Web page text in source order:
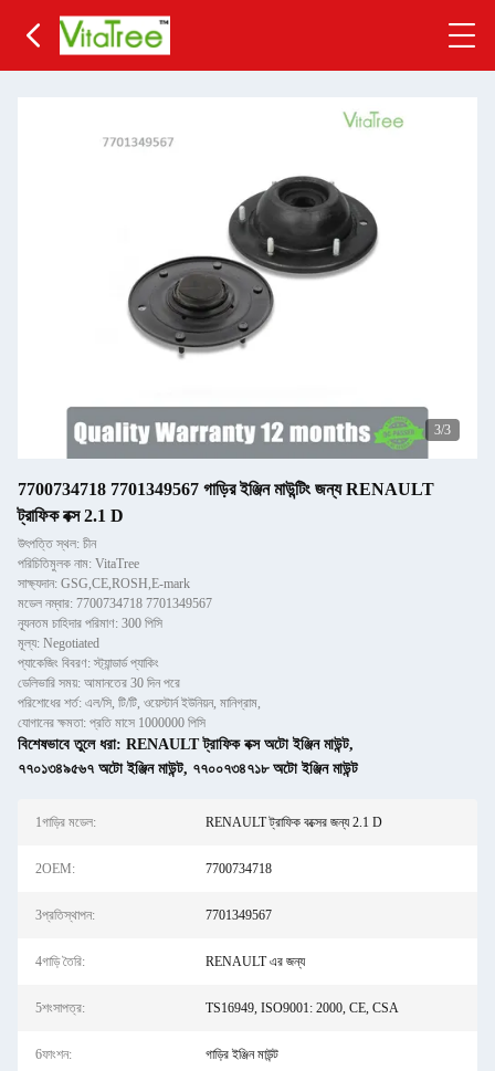
3/3
7700734718 7701349567 গাড়ির ইঞ্জিন মাউন্টিং জন্য RENAULT
ট্রাফিক বক্স 2.1 D
উৎপত্তি স্থল: চীন
পরিচিতিমুলক নাম: VitaTree
সাক্ষ্যদান: GSG,CE,ROSH,E-mark
মডেল নম্বার: 7700734718 7701349567
ন্যূনতম চাহিদার পরিমাণ: 300 পিসি
মূল্য: Negotiated
প্যাকেজিং বিবরণ: স্ট্যান্ডার্ড প্যাকিং
ডেলিভারি সময়: আমানতের 30 দিন পরে
পরিশোধের শর্ত: এল/সি, টি/টি, ওয়েস্টার্ন ইউনিয়ন, মানিগ্রাম,
যোগানের ক্ষমতা: প্রতি মাসে 1000000 পিসি
বিশেষভাবে তুলে ধরা: RENAULT ট্রাফিক বক্স অটো ইঞ্জিন মাউন্ট,
৭৭০১৩৪৯৫৬৭ অটো ইঞ্জিন মাউন্ট, ৭৭০০৭৩৪৭১৮ অটো ইঞ্জিন মাউন্ট
1গাড়ির মডেল: RENAULT ট্রাফিক বক্সের জন্য 2.1 D
2OEM: 7700734718
3প্রতিস্থাপন: 7701349567
4গাড়ি তৈরি: RENAULT এর জন্য
5শংসাপত্র: TS16949, ISO9001: 2000, CE, CSA
6ফাংশন: গাড়ির ইঞ্জিন মাউন্ট